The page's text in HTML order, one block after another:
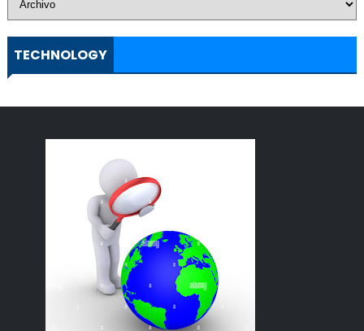
TECHNOLOGY